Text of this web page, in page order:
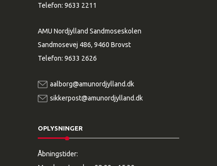
Telefon: 9633 2211
AMU Nordjylland Sandmoseskolen
Sandmosevej 486, 9460 Brovst
Telefon: 9633 2626
aalborg@amunordjylland.dk
sikkerpost@amunordjylland.dk
OPLYSNINGER
Åbningstider: